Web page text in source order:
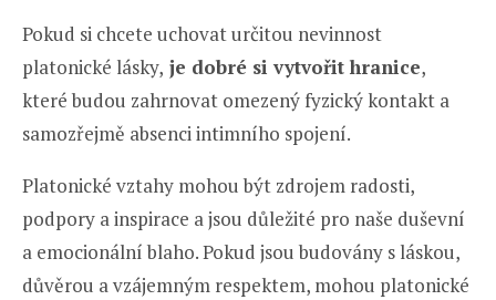
Pokud si chcete uchovat určitou nevinnost
platonické lásky, je dobré si vytvořit hranice,
které budou zahrnovat omezený fyzický kontakt a
samozřejmě absenci intimního spojení.
Platonické vztahy mohou být zdrojem radosti,
podpory a inspirace a jsou důležité pro naše duševní
a emocionální blaho. Pokud jsou budovány s láskou,
důvěrou a vzájemným respektem, mohou platonické